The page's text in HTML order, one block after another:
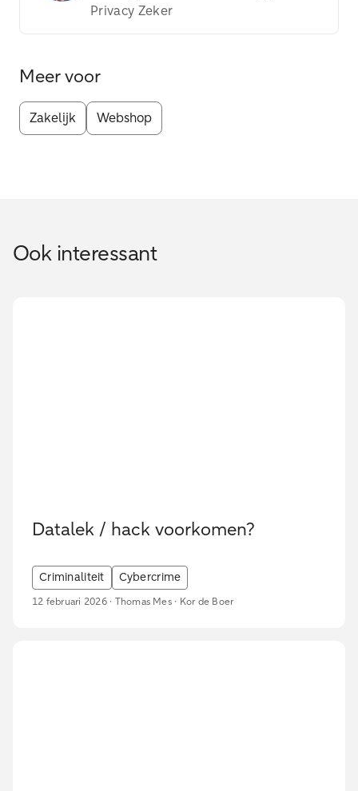
Privacy Zeker
Meer voor
Zakelijk Webshop
Ook interessant
Datalek / hack voorkomen?
Criminaliteit Cybercrime
12 februari 2026 · Thomas Mes · Kor de Boer